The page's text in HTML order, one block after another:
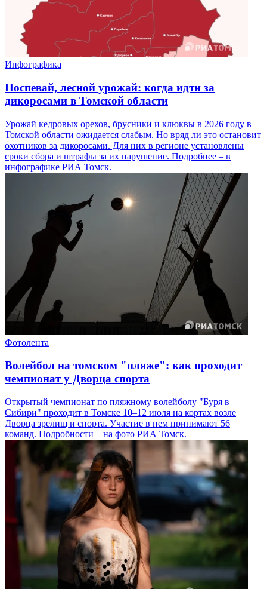
Инфографика
Поспевай, лесной урожай: когда идти за
дикоросами в Томской области
Урожай кедровых орехов, брусники и клюквы в 2026 году в
Томской области ожидается слабым. Но вряд ли это остановит
охотников за дикоросами. Для них в регионе установлены
сроки сбора и штрафы за их нарушение. Подробнее – в
инфографике РИА Томск.
Фотолента
Волейбол на томском "пляже": как проходит
чемпионат у Дворца спорта
Открытый чемпионат по пляжному волейболу "Буря в
Сибири" проходит в Томске 10–12 июля на кортах возле
Дворца зрелищ и спорта. Участие в нем принимают 56
команд. Подробности – на фото РИА Томск.